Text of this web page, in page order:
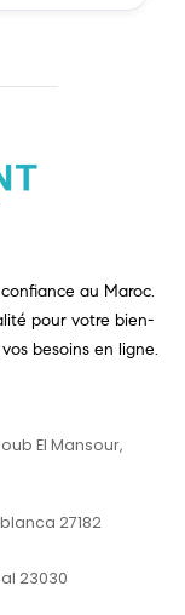
au Maroc.
pour votre bien-
besoins en ligne.
El Mansour,
27182
23030